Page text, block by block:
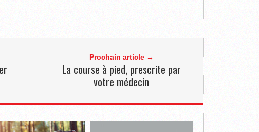
Prochain article →
La course à pied, prescrite par
votre médecin